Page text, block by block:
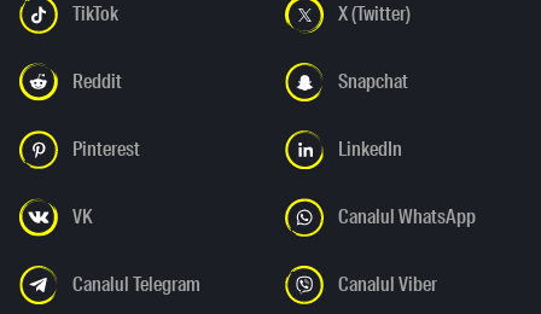
TikTok X (Twitter)
Reddit Snapchat
Pinterest LinkedIn
VK Canalul WhatsApp
Canalul Telegram Canalul Viber